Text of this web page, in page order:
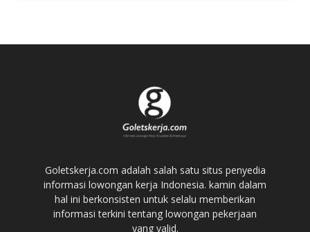
Goletskerja.com adalah salah satu situs penyedia
informasi lowongan kerja Indonesia. kamin dalam
hal ini berkonsisten untuk selalu memberikan
informasi terkini tentang lowongan pekerjaan
yang valid.